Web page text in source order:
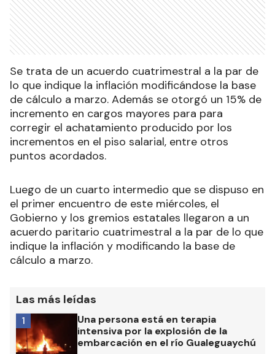
Se trata de un acuerdo cuatrimestral a la par de
lo que indique la inflación modificándose la base
de cálculo a marzo. Además se otorgó un 15% de
incremento en cargos mayores para para
corregir el achatamiento producido por los
incrementos en el piso salarial, entre otros
puntos acordados.
Luego de un cuarto intermedio que se dispuso en
el primer encuentro de este miércoles, el
Gobierno y los gremios estatales llegaron a un
acuerdo paritario cuatrimestral a la par de lo que
indique la inflación y modificando la base de
cálculo a marzo.
Las más leídas
Una persona está en terapia
intensiva por la explosión de la
embarcación en el río Gualeguaychú
1